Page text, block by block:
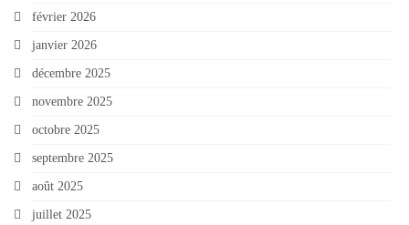
février 2026
janvier 2026
décembre 2025
novembre 2025
octobre 2025
septembre 2025
août 2025
juillet 2025